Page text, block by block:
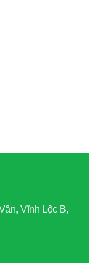
Vĩnh Lộc B,